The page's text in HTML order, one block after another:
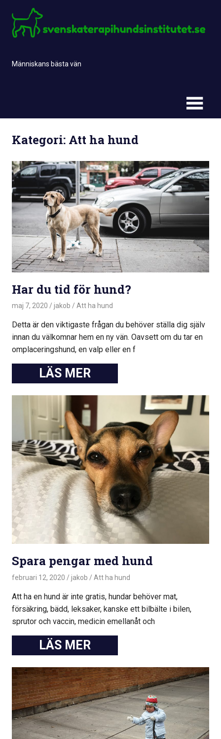
content
Människans bästa vän
Kategori: Att ha hund
Har du tid för hund?
maj 7, 2020 jakob Att ha hund
Detta är den viktigaste frågan du behöver ställa dig själv
innan du välkomnar hem en ny vän. Oavsett om du tar en
omplaceringshund, en valp eller en f
Spara pengar med hund
februari 12, 2020 jakob Att ha hund
Att ha en hund är inte gratis, hundar behöver mat,
försäkring, bädd, leksaker, kanske ett bilbälte i bilen,
sprutor och vaccin, medicin emellanåt och